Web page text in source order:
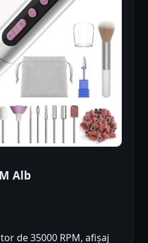
Alb
de 35000 RPM, afișaj